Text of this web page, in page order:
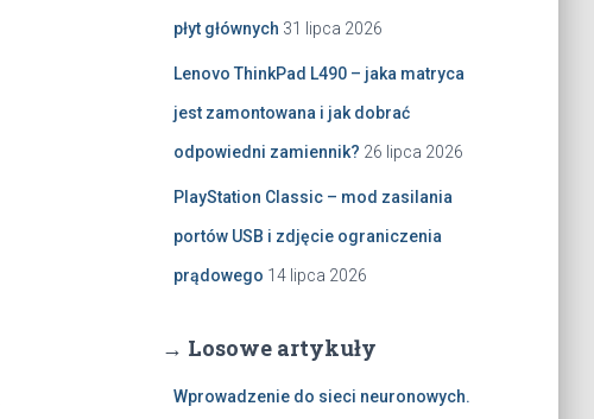
płyt głównych 31 lipca 2026
Lenovo ThinkPad L490 – jaka matryca
jest zamontowana i jak dobrać
odpowiedni zamiennik? 26 lipca 2026
PlayStation Classic – mod zasilania
portów USB i zdjęcie ograniczenia
prądowego 14 lipca 2026
→ Losowe artykuły
Wprowadzenie do sieci neuronowych.